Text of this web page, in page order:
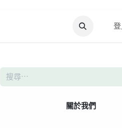
關於我們